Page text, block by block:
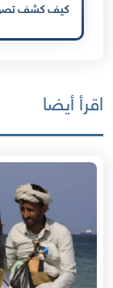
كيف كشف
اقرأ أيضا